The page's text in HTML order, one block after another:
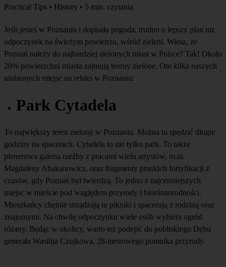
Practical Tips • History • 5 min. czytania
Jeśli jesteś w Poznaniu i dopisała pogoda, trudno o lepszy plan niż
odpoczynek na świeżym powietrzu, wśród zieleni. Wiesz, że
Poznań należy do najbardziej zielonych miast w Polsce? Tak! Około
20% powierzchni miasta zajmują tereny zielone. Oto kilka naszych
ulubionych miejsc na relaks w Poznaniu:
Park Cytadela
To największy teren zielony w Poznaniu. Można tu spędzić długie
godziny na spacerach. Cytadela to nie tylko park. To także
plenerowa galeria rzeźby z pracami wielu artystów, m.in.
Magdaleny Abakanowicz, oraz fragmenty pruskich fortyfikacji z
czasów, gdy Poznań był twierdzą. To jedno z najcenniejszych
miejsc w mieście pod względem przyrody i bioróżnorodności.
Mieszkańcy chętnie urządzają tu pikniki i spacerują z rodziną oraz
znajomymi. Na chwilę odpoczynku wiele osób wybiera ogród
różany. Będąc w okolicy, warto też podejść do pobliskiego Dębu
generała Wasilija Czujkowa, 28-metrowego pomnika przyrody.